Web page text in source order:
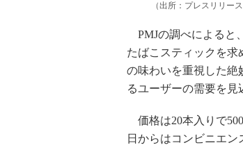
（出所：プレスリリース
PMJの調べによると
たばこスティックを
の味わいを重視した絶
るユーザーの需要を見
価格は20本入りで
日からはコンビニエン